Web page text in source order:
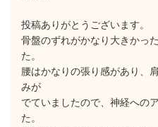
投稿ありがとうございます。
骨盤のずれがかなり大きかっ
た。
腰はかなりの張り感があり、
みが
でていましたので、神経への
た。